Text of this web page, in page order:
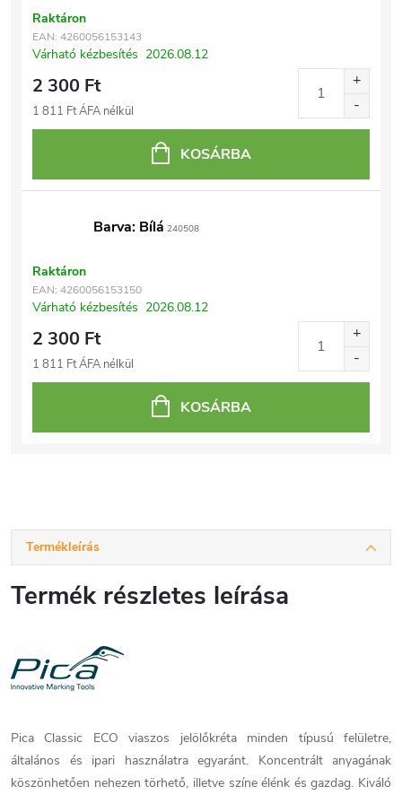
Raktáron
EAN: 4260056153143
Várható kézbesítés 2026.08.12
2 300 Ft
1 811 Ft ÁFA nélkül
KOSÁRBA
Barva: Bílá 240508
Raktáron
EAN: 4260056153150
Várható kézbesítés 2026.08.12
2 300 Ft
1 811 Ft ÁFA nélkül
KOSÁRBA
Termékleírás
Termék részletes leírása
Pica Classic ECO viaszos jelölőkréta minden típusú felületre,
általános és ipari használatra egyaránt. Koncentrált anyagának
köszönhetően nehezen törhető, illetve színe élénk és gazdag. Kiváló